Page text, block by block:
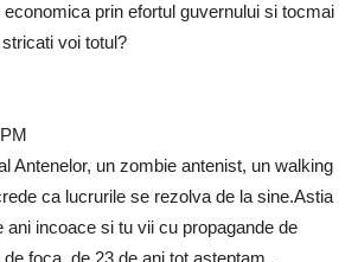
prin efortul guvernului si tocmai
voi totul?
Antenelor, un zombie antenist, un walking
ca lucrurile se rezolva de la sine.Astia
ani incoace si tu vii cu propagande de
foca, de 23 de ani tot asteptam ,